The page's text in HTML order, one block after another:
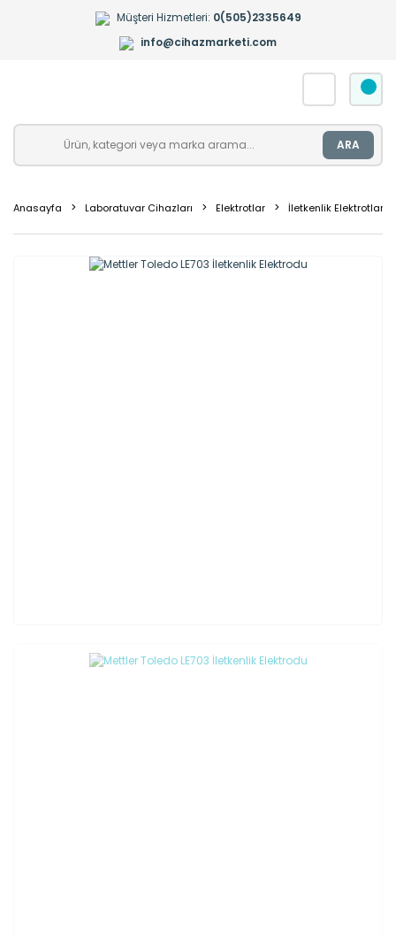
Müşteri Hizmetleri: 0(505)2335649
info@cihazmarketi.com
ARA
Anasayfa Laboratuvar Cihazları Elektrotlar İletkenlik Elektrotları